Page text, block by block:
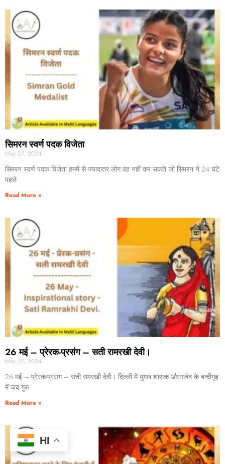
सिमरन स्वर्ण पदक विजेता
May 27, 2024
सिमरन स्वर्ण पदक विजेता हममें से ज्यादातर लोग वह नहीं कर सकते जो सिमरन ने 24 घंटे
पहले
Read More »
26 मई – प्रेरक-प्रसंग – सती रामरखी देवी।
May 27, 2024
26 मई – प्रेरक-प्रसंग – सती रामरखी देवी। दिल्ली में मुगल शासक औरंगजेब के बन्दीगृह
में जब गुरु
Read More »
HI